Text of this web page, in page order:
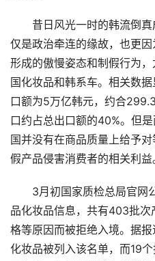
昔日风光一时的韩流倒真
仅是政治牵连的缘故，也更
形成的傲慢姿态和制假行为
国化妆品和韩系车。相关数
口额为5万亿韩元，约合
口约占总出口额的40%。但
国并没有在商品质量上给予
假产品侵害消费者的相关利益
3月初国家质检总局官网
品化妆品信息，共有403批
格等原因而被拒绝入境。据
化妆品被列入该名单，而19